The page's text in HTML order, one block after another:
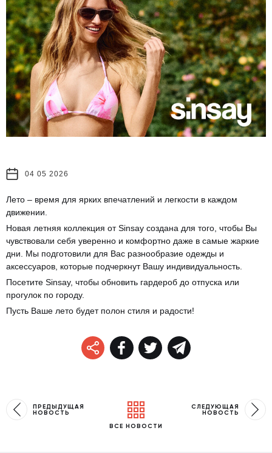
04 05 2026
Лето – время для ярких впечатлений и легкости в каждом
движении.
Новая летняя коллекция от Sinsay создана для того, чтобы Вы
чувствовали себя уверенно и комфортно даже в самые жаркие
дни. Мы подготовили для Вас разнообразие одежды и
аксессуаров, которые подчеркнут Вашу индивидуальность.
Посетите Sinsay, чтобы обновить гардероб до отпуска или
прогулок по городу.
Пусть Ваше лето будет полон стиля и радости!
ПРЕДЫДУЩАЯ
НОВОСТЬ
ВСЕ НОВОСТИ
СЛЕДУЮЩАЯ
НОВОСТЬ